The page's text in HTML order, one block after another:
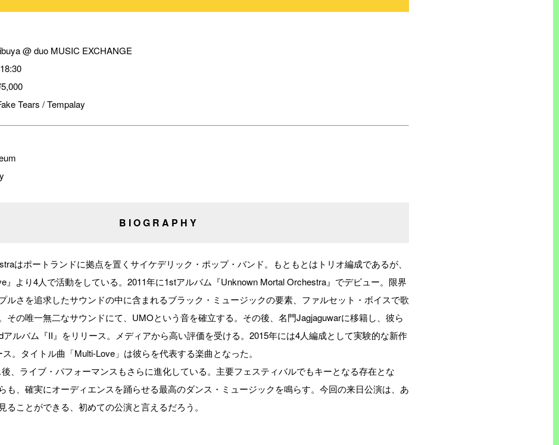
@ duo MUSIC EXCHANGE
Tears / Tempalay
BIOGRAPHY
はポートランドに拠点を置くサイケデリック・ポップ・バンド。もともとはトリオ編成であるが、
』より4人で活動をしている。2011年に1stアルバム『Unknown Mortal Orchestra』でデビュー。限界
ルさを追求したサウンドの中に含まれるブラック・ミュージックの要素、ファルセット・ボイスで歌
その唯一無二なサウンドにて、UMOという音を確立する。その後、名門Jagjaguwarに移籍し、彼ら
ルバム『II』をリリース。メディアから高い評価を受ける。2015年には4人編成として実験的な新作
ス。タイトル曲「Multi-Love」は彼らを代表する楽曲となった。
、ライブ・パフォーマンスもさらに進化している。主要フェスティバルでもキーとなる存在とな
も、確実にオーディエンスを踊らせる最高のダンス・ミュージックを鳴らす。今回の来日公演は、あ
ることができる、初めての公演と言えるだろう。